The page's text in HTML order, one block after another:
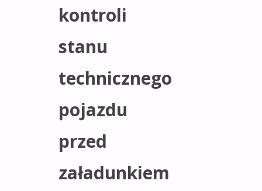
kontroli
stanu
technicznego
pojazdu
przed
załadunkiem